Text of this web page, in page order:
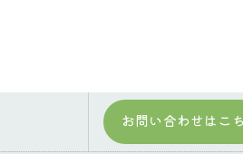
お問い合わせはこ